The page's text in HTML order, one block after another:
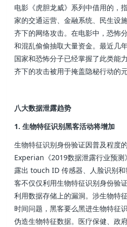
电影《虎胆龙威》系列中借用的，
家的交通运营、金融系统、民生设
齐下的网络攻击。在电影中，恐怖
和混乱偷偷抽取大量资金。最近几
国家和恐怖分子已经掌握了此类能
齐下的攻击被用于掩盖隐秘行动的元
八大数据泄露趋势
1. 生物特征识别黑客活动将增加
生物特征识别身份验证因普及程度
Experian《2019数据泄露行业预测
露出 touch ID 传感器、人脸识别
客不仅仅利用生物特征识别身份验
利用数据存储上的漏洞。涉生物特
时间问题，黑客要么黑进生物特征
伪造生物特征数据。医疗保健、政